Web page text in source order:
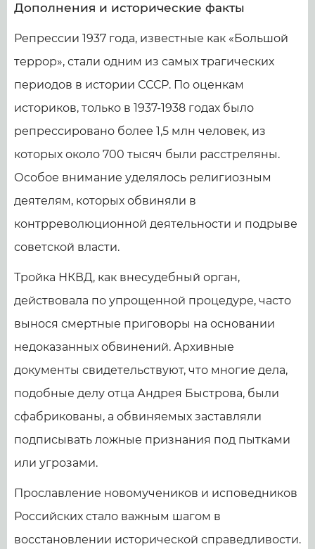
Дополнения и исторические факты
Репрессии 1937 года, известные как «Большой
террор», стали одним из самых трагических
периодов в истории СССР. По оценкам
историков, только в 1937-1938 годах было
репрессировано более 1,5 млн человек, из
которых около 700 тысяч были расстреляны.
Особое внимание уделялось религиозным
деятелям, которых обвиняли в
контрреволюционной деятельности и подрыве
советской власти.
Тройка НКВД, как внесудебный орган,
действовала по упрощенной процедуре, часто
вынося смертные приговоры на основании
недоказанных обвинений. Архивные
документы свидетельствуют, что многие дела,
подобные делу отца Андрея Быстрова, были
сфабрикованы, а обвиняемых заставляли
подписывать ложные признания под пытками
или угрозами.
Прославление новомучеников и исповедников
Российских стало важным шагом в
восстановлении исторической справедливости.